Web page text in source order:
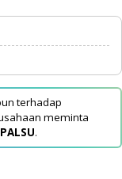
terhadap
meminta
PALSU.